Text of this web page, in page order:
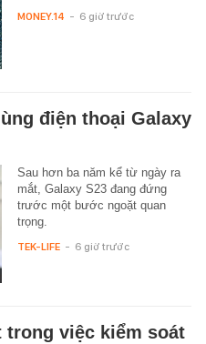
MONEY.14 - 6 giờ trước
điện thoại Galaxy
Sau hơn ba năm kể từ ngày ra
mắt, Galaxy S23 đang đứng
trước một bước ngoặt quan
trọng.
TEK-LIFE - 6 giờ trước
trong việc kiểm soát